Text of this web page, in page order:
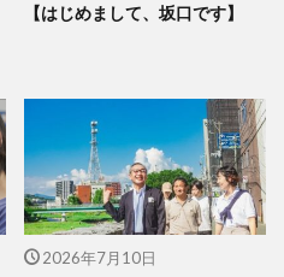
【はじめまして、坂口です】
2026年7月10日